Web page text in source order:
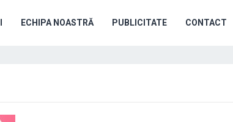
ECHIPA NOASTRĂ PUBLICITATE CONTACT